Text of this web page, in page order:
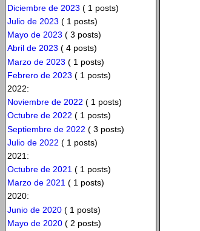
Diciembre de 2023 ( 1 posts)
Julio de 2023 ( 1 posts)
Mayo de 2023 ( 3 posts)
Abril de 2023 ( 4 posts)
Marzo de 2023 ( 1 posts)
Febrero de 2023 ( 1 posts)
2022:
Noviembre de 2022 ( 1 posts)
Octubre de 2022 ( 1 posts)
Septiembre de 2022 ( 3 posts)
Julio de 2022 ( 1 posts)
2021:
Octubre de 2021 ( 1 posts)
Marzo de 2021( 1 posts)
2020:
Junio de 2020( 1 posts)
Mayo de 2020( 2 posts)